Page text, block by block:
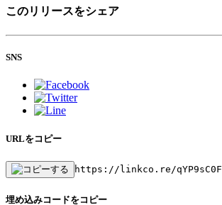
このリリースをシェア
SNS
URLをコピー
https://linkco.re/qYP9sC0F
埋め込みコードをコピー